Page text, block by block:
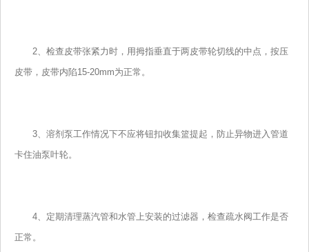
2、检查皮带张紧力时，用拇指垂直于两皮带轮切线的中点，按压
皮带，皮带内陷15-20mm为正常。
3、溶剂泵工作情况下不应将钮扣收集篮提起，防止异物进入管道
卡住油泵叶轮。
4、定期清理蒸汽管和水管上安装的过滤器，检查疏水阀工作是否
正常。